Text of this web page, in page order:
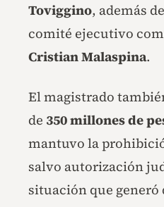
Toviggino, además
comité ejecutivo
Cristian Malaspina.
El magistrado
de 350 millones de
mantuvo la
salvo autorización
situación que generó